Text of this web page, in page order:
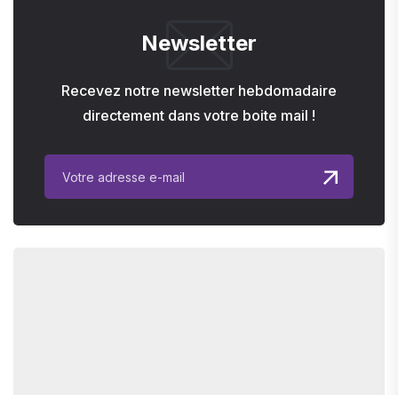
Newsletter
Recevez notre newsletter hebdomadaire
directement dans votre boite mail !